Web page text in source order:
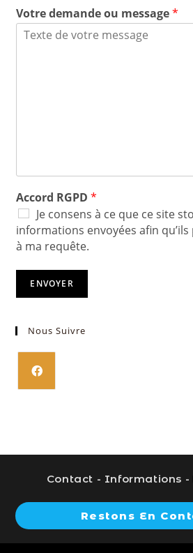
Votre demande ou message*
Accord RGPD*
Je consens à ce que ce site
informations envoyées afin
à ma requête.
ENVOYER
Nous Suivre
Contact - Informations -
Restons En